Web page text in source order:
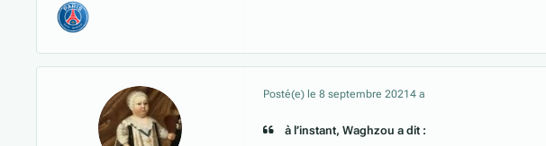
Posté(e) le 8 septembre 2021 4 a
à l’instant, Waghzou a dit :